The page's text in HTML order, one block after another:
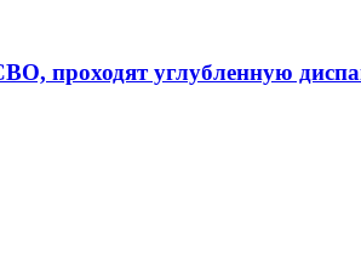
проходят углубленную